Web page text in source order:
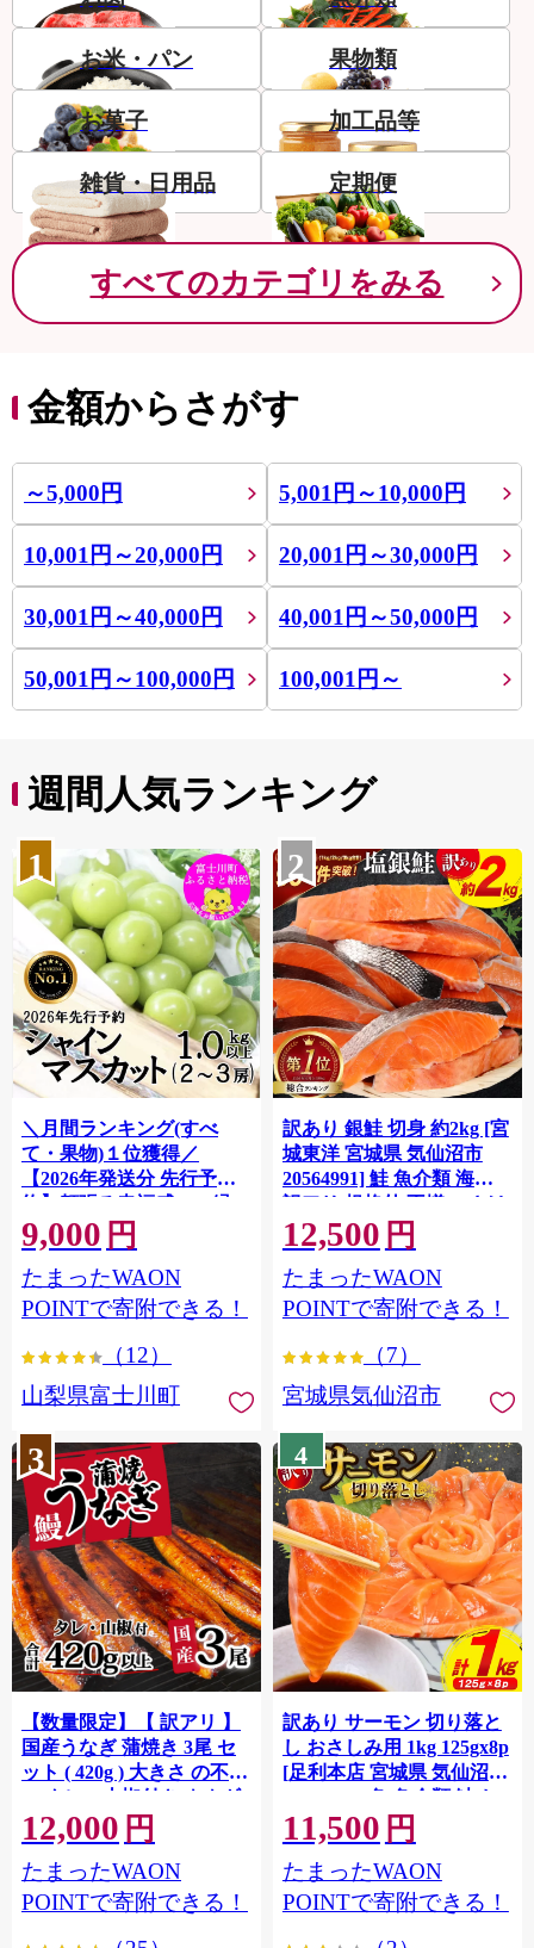
お米・パン 果物類
お菓子 加工品等
雑貨・日用品 定期便
すべてのカテゴリをみる
金額からさがす
～5,000円 5,001円～10,000円
10,001円～20,000円 20,001円～30,000円
30,001円～40,000円 40,001円～50,000円
50,001円～100,000円 100,001円～
週間人気ランキング
1
＼月間ランキング(すべ
て・果物)１位獲得／
【2026年発送分 先行予
約】頬張る幸福感 〜緑の
宝石・ シャインマスカッ
ト 〜 １ｋｇ以上（２〜３
房） フルーツ 山梨県産 果
物 くだもの シャイン マス
大粒 種なし 先行予約 富士
円 九千円
9,000 円
たまったWAON
POINTで寄附できる！
（12）
山梨県富士川町
2
訳あり 銀鮭 切身 約2kg [宮
城東洋 宮城県 気仙沼市
20564991] 鮭 魚介類 海鮮
訳アリ 規格外 不揃い さけ
サケ 鮭切身 シャケ 切り身
冷凍 家庭用 おかず 弁当 支
援 サーモン 銀鮭切り身 魚
わけあり
12,500 円
たまったWAON
POINTで寄附できる！
（7）
宮城県気仙沼市
3
【数量限定】【 訳アリ 】
国産うなぎ 蒲焼き 3尾 セ
ット ( 420g ) 大きさ の不揃
い タレ・山椒付き ウナギ
鰻 ふぞろい 不揃い うな重
ひつまぶし 人気 茨城 八千
代町 ふるさと納税 冷凍
[SF951ya]
12,000 円
たまったWAON
POINTで寄附できる！
4
訳あり サーモン 切り落と
し おさしみ用 1kg 125gx8p
[足利本店 宮城県 気仙沼市
20564313] 魚 魚介類 鮭 お
刺し身 刺し身 刺身 生 生食
個包装 チリ銀鮭 銀鮭 海鮮
海鮮丼 魚介
11,500 円
たまったWAON
POINTで寄附できる！